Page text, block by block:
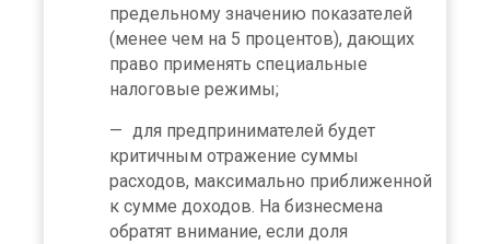
предельному значению показателей
(менее чем на 5 процентов), дающих
право применять специальные
налоговые режимы;
для предпринимателей будет
критичным отражение суммы
расходов, максимально приближенной
к сумме доходов. На бизнесмена
обратят внимание, если доля